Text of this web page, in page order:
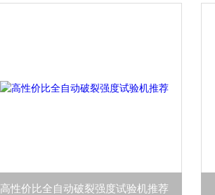
高性价比全自动破裂强度试验机推荐